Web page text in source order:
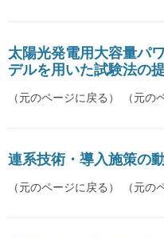
太陽光発電用大容量パ
デルを用いた試験法の
（元のページに戻る） （元の
連系技術・導入施策の
（元のページに戻る） （元の